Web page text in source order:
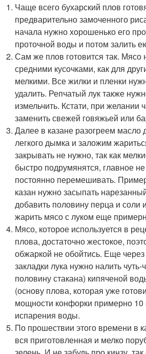
Чаще всего бухарский плов
предварительно замоченного
начала нужно хорошенько его
проточной воды и потом залить
Сам же плов готовится так. Мясо
средними кусочками, как для
мелкими. Все жилки и пленки
удалить. Репчатый лук также
измельчить. Кстати, при желании
заменить свежей говяжьей или
Далее в казане разогреем масло
легкого дымка и заложим
закрывать не нужно, так как
быстро подрумянятся, главное
постоянно перемешивать.
казан нужно засыпать
добавить половину перца и соли
жарить мясо с луком еще
Мясо, которое используется в
плова, достаточно жестокое,
обжаркой не обойтись. Еще
закладки лука нужно налить
половину стакана) кипяченой
(основу плова, которая уже
мощности конфорки примерно 10
испарения воды.
По прошествии этого времени в
вся приготовленная и мелко